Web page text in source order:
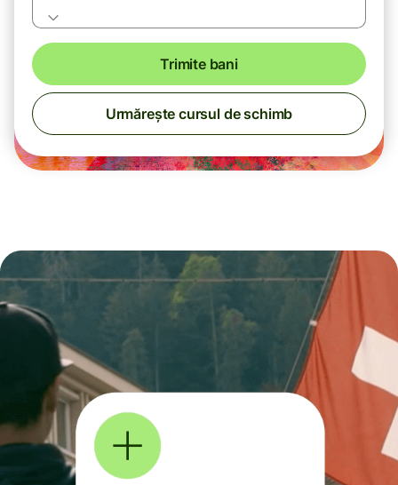
Trimite bani
Urmărește cursul de schimb